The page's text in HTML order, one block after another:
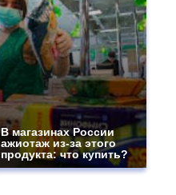
В магазинах России
ажиотаж из-за этого
продукта: что купить?